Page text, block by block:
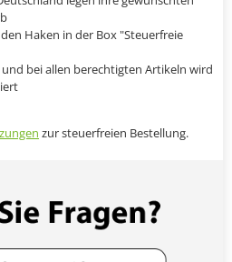
Haken in der Box "Steuerfreie
bei allen berechtigten Artikeln wird
zur steuerfreien Bestellung.